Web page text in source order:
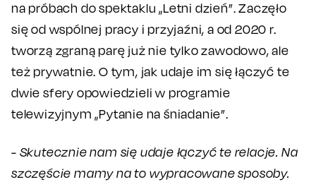
na próbach do spektaklu „Letni dzień”. Zaczęło
się od wspólnej pracy i przyjaźni, a od 2020 r.
tworzą zgraną parę już nie tylko zawodowo, ale
też prywatnie. O tym, jak udaje im się łączyć te
dwie sfery opowiedzieli w programie
telewizyjnym „Pytanie na śniadanie”.
- Skutecznie nam się udaje łączyć te relacje. Na
szczęście mamy na to wypracowane sposoby.